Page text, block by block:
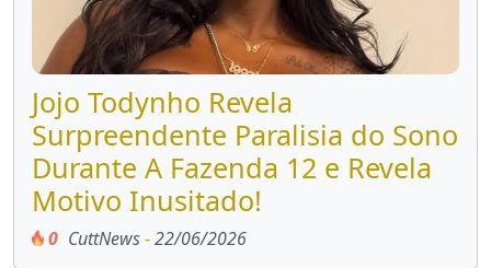
Jojo Todynho Revela
Surpreendente Paralisia do Sono
Durante A Fazenda 12 e Revela
Motivo Inusitado!
0 CuttNews-22/06/2026